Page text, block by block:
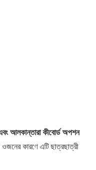
আলকান্তারা কীবোর্ড অপশন
কারণে এটি ছাত্রছাত্রী